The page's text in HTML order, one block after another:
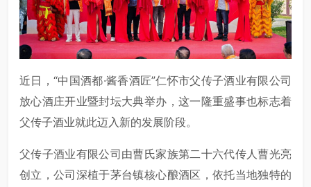
近日，“中国酒都·酱香酒匠”仁怀市父传子酒业有限公司
放心酒庄开业暨封坛大典举办，这一隆重盛事也标志着
父传子酒业就此迈入新的发展阶段。
父传子酒业有限公司由曹氏家族第二十六代传人曹光亮
创立，公司深植于茅台镇核心酿酒区，依托当地独特的